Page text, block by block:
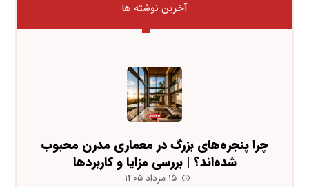
آخرین نوشته ها
چرا پنجره‌های بزرگ در معماری مدرن محبوب
شده‌اند؟ | بررسی مزایا و کاربردها
۱۵ مرداد ۱۴۰۵